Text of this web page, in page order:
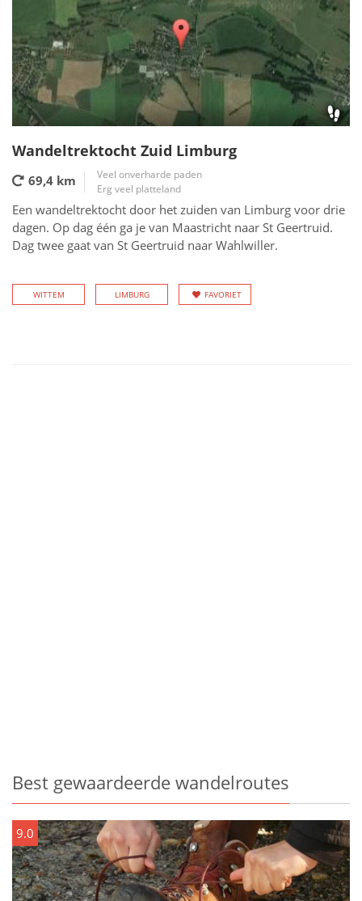
Wandeltrektocht Zuid Limburg
69,4 km
Veel onverharde paden
Erg veel platteland
Een wandeltrektocht door het zuiden van Limburg voor drie
dagen. Op dag één ga je van Maastricht naar St Geertruid.
Dag twee gaat van St Geertruid naar Wahlwiller.
WITTEM LIMBURG FAVORIET
Best gewaardeerde wandelroutes
9.0